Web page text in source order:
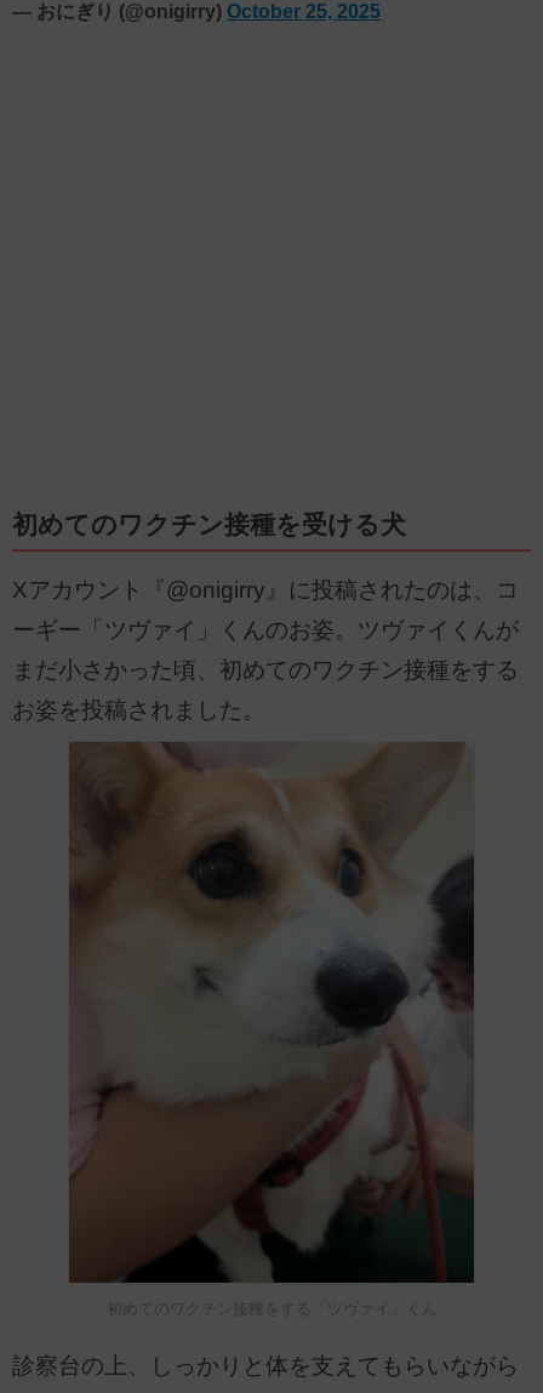
— おにぎり (@onigirry) October 25, 2025
初めてのワクチン接種を受ける犬
Xアカウント『@onigirry』に投稿されたのは、コ
ーギー「ツヴァイ」くんのお姿。ツヴァイくんが
まだ小さかった頃、初めてのワクチン接種をする
お姿を投稿されました。
初めてのワクチン接種をする「ツヴァイ」くん
診察台の上、しっかりと体を支えてもらいながら